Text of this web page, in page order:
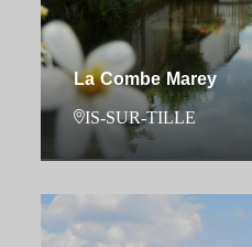
La Combe Marey
IS-SUR-TILLE